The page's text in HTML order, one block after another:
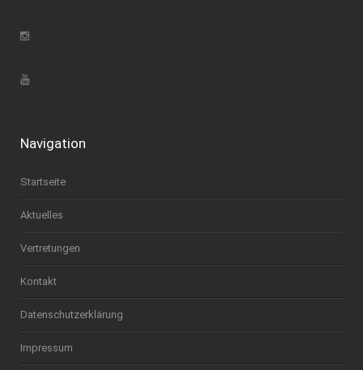
Navigation
Startseite
Aktuelles
Vertretungen
Kontakt
Datenschutzerklärung
Impressum